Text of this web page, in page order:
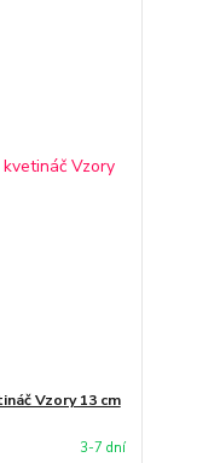
Vzory 13 cm
3-7 dní